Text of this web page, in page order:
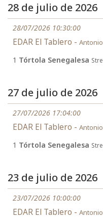
28 de julio de 2026
28/07/2026 10:30:00
EDAR El Tablero -
1 Tórtola Senegalesa
27 de julio de 2026
27/07/2026 17:04:00
EDAR El Tablero -
1 Tórtola Senegalesa
23 de julio de 2026
23/07/2026 10:00:00
EDAR El Tablero -